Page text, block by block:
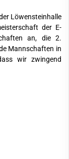
Löwensteinhalle
der E-
an, die 2.
Mannschaften in
wir zwingend